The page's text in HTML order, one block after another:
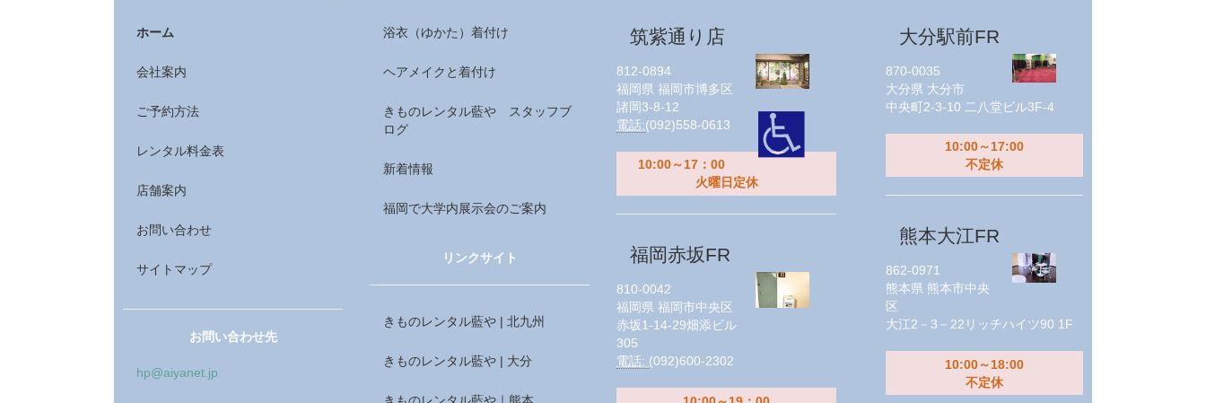
ホーム
会社案内
ご予約方法
レンタル料金表
店舗案内
お問い合わせ
サイトマップ
お問い合わせ先
hp@aiyanet.jp
浴衣（ゆかた）着付け
ヘアメイクと着付け
きものレンタル藍や スタッフブ
ログ
新着情報
福岡で大学内展示会のご案内
リンクサイト
きものレンタル藍や | 北九州
きものレンタル藍や | 大分
きものレンタル藍や｜熊本
筑紫通り店
812-0894
福岡県 福岡市博多区
諸岡3-8-12
電話:(092)558-0613
10:00～17：00
火曜日定休
福岡赤坂FR
810-0042
福岡県 福岡市中央区
赤坂1-14-29畑添ビル
305
電話: (092)600-2302
大分駅前FR
870-0035
大分県 大分市
中央町2-3-10 二八堂ビル3F-4
10:00～17:00
不定休
熊本大江FR
862-0971
熊本県 熊本市中央
区
大江2－3－22リッチハイツ90 1F
10:00～18:00
不定休